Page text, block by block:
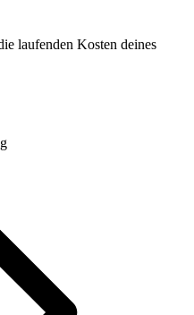
laufenden Kosten deines